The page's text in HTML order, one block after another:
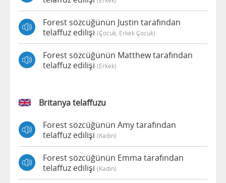
Forest sözcüğünün Justin tarafından
telaffuz edilişi (çocuk, Erkek Çocuk)
Forest sözcüğünün Matthew tarafından
telaffuz edilişi (erkek)
Britanya telaffuzu
Forest sözcüğünün Amy tarafından
telaffuz edilişi (kadın)
Forest sözcüğünün Emma tarafından
telaffuz edilişi (kadın)